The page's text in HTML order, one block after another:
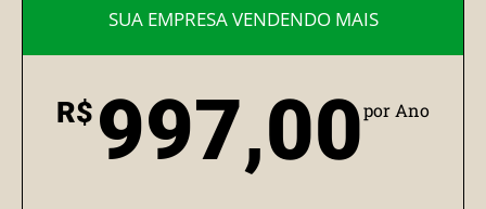
SUA EMPRESA VENDENDO MAIS
R$ 997,00por Ano